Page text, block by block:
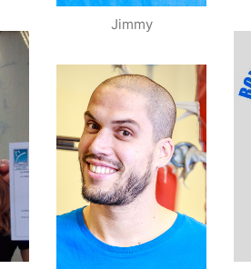
Jimmy
Élite B
Vice Champion
IDF
Champion PACA
(Club Franck May
Nice)